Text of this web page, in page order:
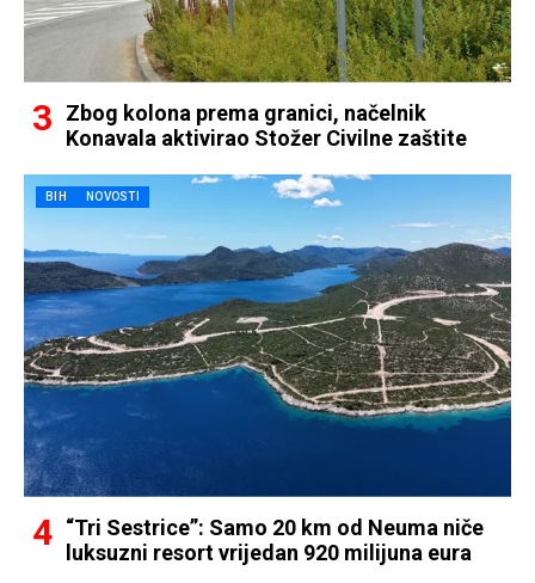
Zbog kolona prema granici, načelnik
Konavala aktivirao Stožer Civilne zaštite
BIH NOVOSTI
“Tri Sestrice”: Samo 20 km od Neuma niče
luksuzni resort vrijedan 920 milijuna eura